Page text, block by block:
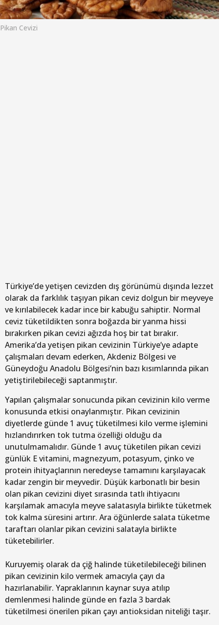
o
Pikan Cevizi
Türkiye’de yetişen cevizden dış görünümü dışında lezzet
olarak da farklılık taşıyan pikan ceviz dolgun bir meyveye
ve kırılabilecek kadar ince bir kabuğu sahiptir. Normal
ceviz tüketildikten sonra boğazda bir yanma hissi
bırakırken pikan cevizi ağızda hoş bir tat bırakır.
Amerika’da yetişen pikan cevizinin Türkiye’ye adapte
çalışmaları devam ederken, Akdeniz Bölgesi ve
Güneydoğu Anadolu Bölgesi’nin bazı kısımlarında pikan
yetiştirilebileceği saptanmıştır.
Yapılan çalışmalar sonucunda pikan cevizinin kilo verme
konusunda etkisi onaylanmıştır. Pikan cevizinin
diyetlerde günde 1 avuç tüketilmesi kilo verme işlemini
hızlandırırken tok tutma özelliği olduğu da
unutulmamalıdır. Günde 1 avuç tüketilen pikan cevizi
günlük E vitamini, magnezyum, potasyum, çinko ve
protein ihityaçlarının neredeyse tamamını karşılayacak
kadar zengin bir meyvedir. Düşük karbonatlı bir besin
olan pikan cevizini diyet sırasında tatlı ihtiyacını
karşılamak amacıyla meyve salatasıyla birlikte tüketmek
tok kalma süresini artırır. Ara öğünlerde salata tüketme
taraftarı olanlar pikan cevizini salatayla birlikte
tüketebilirler.
Kuruyemiş olarak da çiğ halinde tüketilebileceği bilinen
pikan cevizinin kilo vermek amacıyla çayı da
hazırlanabilir. Yapraklarının kaynar suya atılıp
demlenmesi halinde günde en fazla 3 bardak
tüketilmesi önerilen pikan çayı antioksidan niteliği taşır.